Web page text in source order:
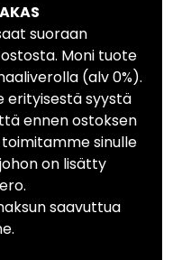
suoraan
Moni tuote
(alv 0%).
erityisestä syystä
ennen ostoksen
toimitamme sinulle
on lisätty
saavuttua